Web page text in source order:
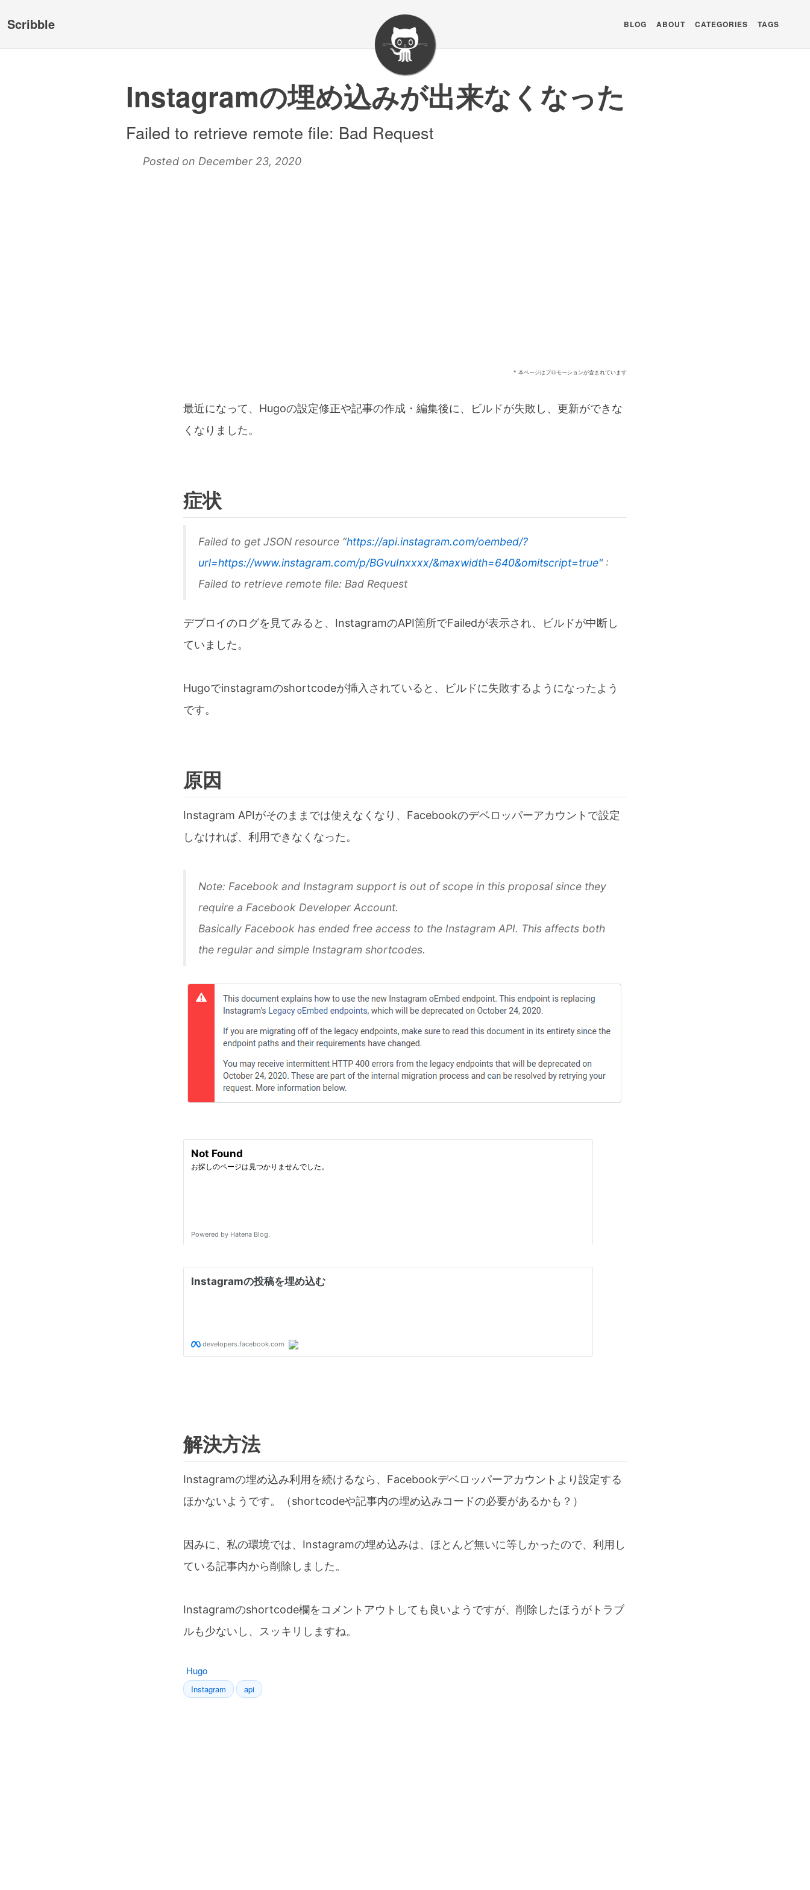
Scribble BLOG ABOUT CATEGORIES TAGS
Instagramの埋め込みが出来なくなった
Failed to retrieve remote file: Bad Request
Posted on December 23, 2020
* 本ページはプロモーションが含まれています
最近になって、Hugoの設定修正や記事の作成・編集後に、ビルドが失敗し、更新ができな
くなりました。
症状
Failed to get JSON resource “https://api.instagram.com/oembed/?
url=https://www.instagram.com/p/BGvuInxxxx/&maxwidth=640&omitscript=true" :
Failed to retrieve remote file: Bad Request
デプロイのログを見てみると、InstagramのAPI箇所でFailedが表示され、ビルドが中断し
ていました。
Hugoでinstagramのshortcodeが挿入されていると、ビルドに失敗するようになったよう
です。
原因
Instagram APIがそのままでは使えなくなり、Facebookのデベロッパーアカウントで設定
しなければ、利用できなくなった。
Note: Facebook and Instagram support is out of scope in this proposal since they
require a Facebook Developer Account.
Basically Facebook has ended free access to the Instagram API. This affects both
the regular and simple Instagram shortcodes.
解決方法
Instagramの埋め込み利用を続けるなら、Facebookデベロッパーアカウントより設定する
ほかないようです。（shortcodeや記事内の埋め込みコードの必要があるかも？）
因みに、私の環境では、Instagramの埋め込みは、ほとんど無いに等しかったので、利用し
ている記事内から削除しました。
Instagramのshortcode欄をコメントアウトしても良いようですが、削除したほうがトラブ
ルも少ないし、スッキリしますね。
Hugo
Instagram api